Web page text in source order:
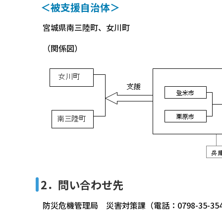
＜被支援自治体＞
宮城県南三陸町、女川町
（関係図）
2．問い合わせ先
防災危機管理局 災害対策課（電話：0798-35-